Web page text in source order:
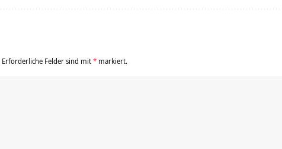
Erforderliche Felder sind mit* markiert.